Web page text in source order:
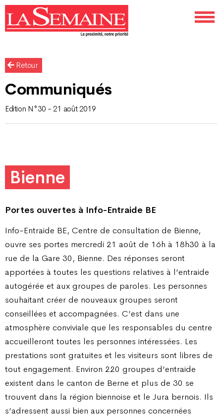
Retour
Communiqués
Edition N°30 - 21 août 2019
Bienne
Portes ouvertes à Info-Entraide BE
Info-Entraide BE, Centre de consultation de Bienne,
ouvre ses portes mercredi 21 août de 16h à 18h30 à la
rue de la Gare 30, Bienne. Des réponses seront
apportées à toutes les questions relatives à l’entraide
autogérée et aux groupes de paroles. Les personnes
souhaitant créer de nouveaux groupes seront
conseillées et accompagnées. C’est dans une
atmosphère conviviale que les responsables du centre
accueilleront toutes les personnes intéressées. Les
prestations sont gratuites et les visiteurs sont libres de
tout engagement. Environ 220 groupes d’entraide
existent dans le canton de Berne et plus de 30 se
trouvent dans la région biennoise et le Jura bernois. Ils
s’adressent aussi bien aux personnes concernées